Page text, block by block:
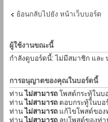
ย้อนกลับไปยัง หน้าเว็บบอร์ด
ผู้ใช้งานขณะนี้
กำลังดูบอร์ดนี้: ไม่มีสมาชิก และ
การอนุญาตของคุณในบอร์ดนี้
ท่าน ไม่สามารถ โพสต์กระทู้ในบ
ท่าน ไม่สามารถ ตอบกระทู้ในบอ
ท่าน ไม่สามารถ แก้ไขโพสต์ขอ
ท่าน ไม่สามารถ ลบโพสต์ของท่